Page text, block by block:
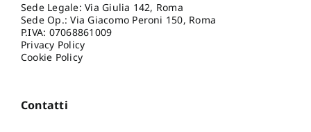
Sede Legale: Via Giulia 142, Roma
Sede Op.: Via Giacomo Peroni 150, Roma
P.IVA: 07068861009
Privacy Policy
Cookie Policy
Contatti